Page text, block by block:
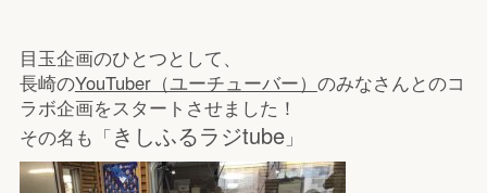
目玉企画のひとつとして、
長崎のYouTuber（ユーチューバー） のみなさんとのコ
ラボ企画をスタートさせました！
その名も「きしふるラジtube」